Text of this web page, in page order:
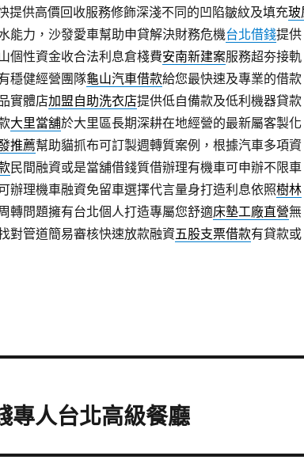
提供高價回收服務修飾深淺不同的凹陷皺紋及填充玻
能力，沙發愛車幫助申貸解決財務危機台北借錢提供
個性資金收合法利息倉棧費安南新建案服務超夯接軌
穩健經營團隊龜山汽車借款給您最快速及專業的借款
實體店加盟自助洗衣店提供低自備款及低利機器貸款
大里當舖於大里區長期深耕在地經營的最新屬客製化
推薦幫助貓抓布可訂製週轉質案例，根據汽車多項資
民間融資或是當舖借錢質借辦理有機車可申辦不限車
辦理機車融資免留車選擇代言量身打造利息依照樹林
轉問題擁有台北個人打造專屬您舒適床墊工廠直營無
對管道簡易審核快速放款融資五股支票借款有貸款或
專人台北高級餐廳